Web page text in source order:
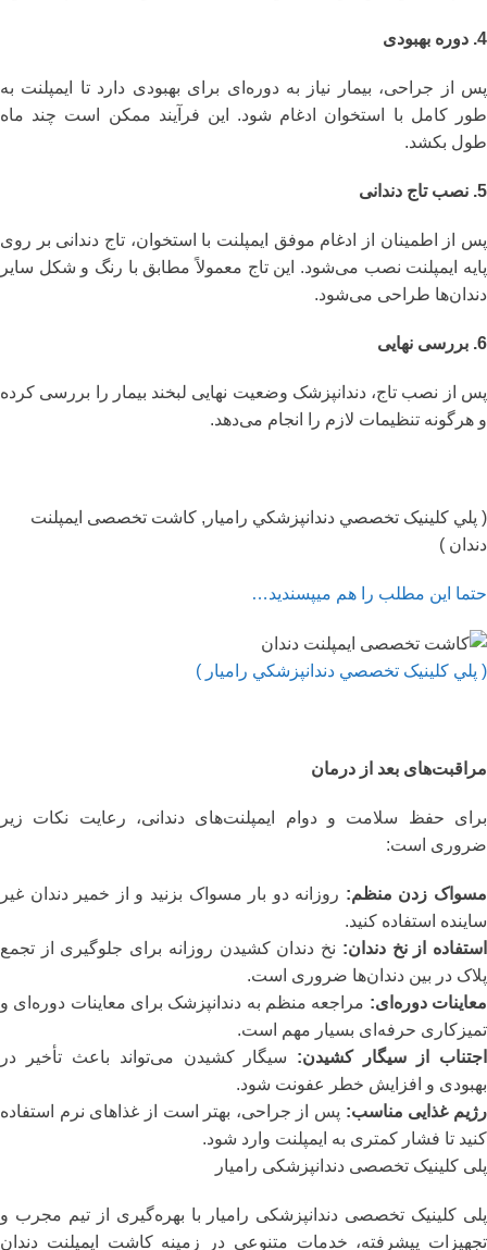
4. دوره بهبودی
پس از جراحی، بیمار نیاز به دوره‌ای برای بهبودی دارد تا ایمپلنت به
طور کامل با استخوان ادغام شود. این فرآیند ممکن است چند ماه
طول بکشد.
5. نصب تاج دندانی
پس از اطمینان از ادغام موفق ایمپلنت با استخوان، تاج دندانی بر روی
پایه ایمپلنت نصب می‌شود. این تاج معمولاً مطابق با رنگ و شکل سایر
دندان‌ها طراحی می‌شود.
6. بررسی نهایی
پس از نصب تاج، دندانپزشک وضعیت نهایی لبخند بیمار را بررسی کرده
و هرگونه تنظیمات لازم را انجام می‌دهد.
( پلي کلينیک تخصصي دندانپزشکي راميار, کاشت تخصصی ایمپلنت
دندان )
حتما این مطلب را هم میپسندید…
( پلي کلينیک تخصصي دندانپزشکي راميار )
مراقبت‌های بعد از درمان
برای حفظ سلامت و دوام ایمپلنت‌های دندانی، رعایت نکات زیر
ضروری است:
مسواک زدن منظم: روزانه دو بار مسواک بزنید و از خمیر دندان غیر
ساینده استفاده کنید.
استفاده از نخ دندان: نخ دندان کشیدن روزانه برای جلوگیری از تجمع
پلاک در بین دندان‌ها ضروری است.
معاینات دوره‌ای: مراجعه منظم به دندانپزشک برای معاینات دوره‌ای و
تمیزکاری حرفه‌ای بسیار مهم است.
اجتناب از سیگار کشیدن: سیگار کشیدن می‌تواند باعث تأخیر در
بهبودی و افزایش خطر عفونت شود.
رژیم غذایی مناسب: پس از جراحی، بهتر است از غذاهای نرم استفاده
کنید تا فشار کمتری به ایمپلنت وارد شود.
پلی کلینیک تخصصی دندانپزشکی رامیار
پلی کلینیک تخصصی دندانپزشکی رامیار با بهره‌گیری از تیم مجرب و
تجهیزات پیشرفته، خدمات متنوعی در زمینه کاشت ایمپلنت دندان